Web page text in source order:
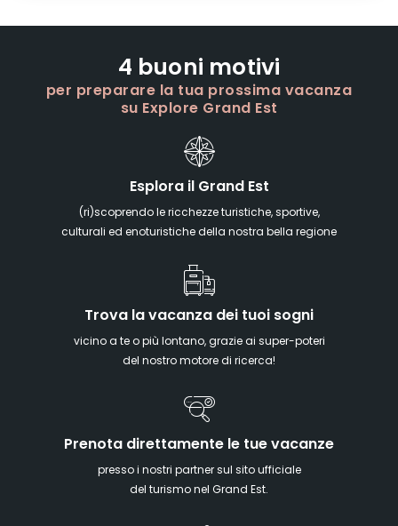
4 buoni motivi
per preparare la tua prossima vacanza
su Explore Grand Est
Esplora il Grand Est
(ri)scoprendo le ricchezze turistiche, sportive,
culturali ed enoturistiche della nostra bella regione
Trova la vacanza dei tuoi sogni
vicino a te o più lontano, grazie ai super-poteri
del nostro motore di ricerca!
Prenota direttamente le tue vacanze
presso i nostri partner sul sito ufficiale
del turismo nel Grand Est.